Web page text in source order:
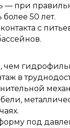
— при
50 лет.
с
чем
в
под